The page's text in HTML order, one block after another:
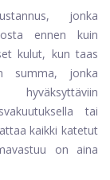
jonka
ennen kuin
kulut, kun taas
summa, jonka
tai
kaikki katetut
on aina